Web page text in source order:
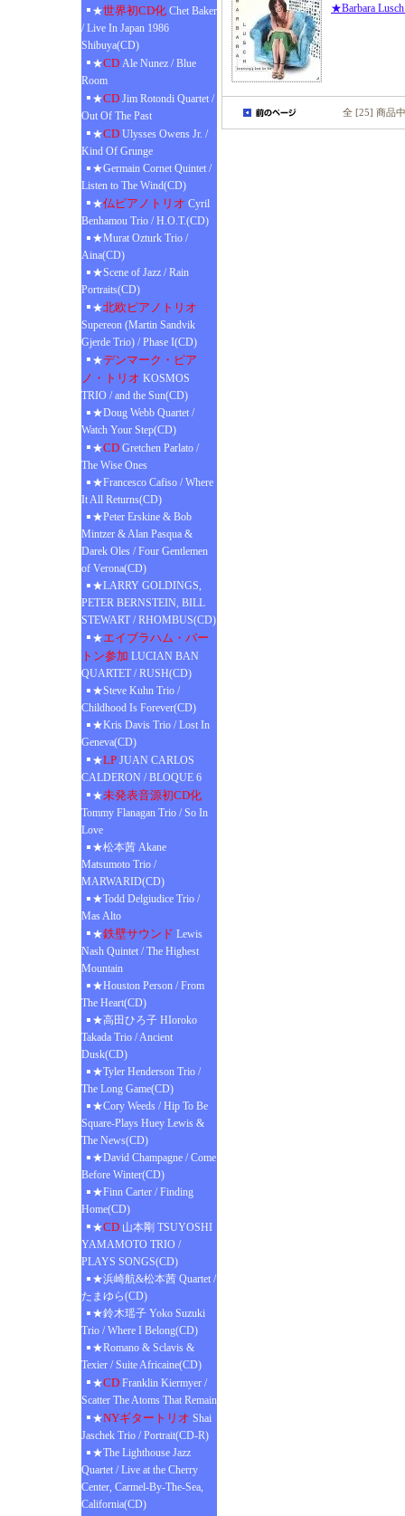
★世界初CD化 Chet Baker
/ Live In Japan 1986
Shibuya(CD)
★CD Ale Nunez / Blue
Room
★CD Jim Rotondi Quartet /
Out Of The Past
★CD Ulysses Owens Jr. /
Kind Of Grunge
★Germain Cornet Quintet /
Listen to The Wind(CD)
★仏ピアノトリオ Cyril
Benhamou Trio / H.O.T.(CD)
★Murat Ozturk Trio /
Aina(CD)
★Scene of Jazz / Rain
Portraits(CD)
★北欧ピアノトリオ
Supereon (Martin Sandvik
Gjerde Trio) / Phase I(CD)
★デンマーク・ピア
ノ・トリオ KOSMOS
TRIO / and the Sun(CD)
★Doug Webb Quartet /
Watch Your Step(CD)
★CD Gretchen Parlato /
The Wise Ones
★Francesco Cafiso / Where
It All Returns(CD)
★Peter Erskine & Bob
Mintzer & Alan Pasqua &
Darek Oles / Four Gentlemen
of Verona(CD)
★LARRY GOLDINGS,
PETER BERNSTEIN, BILL
STEWART / RHOMBUS(CD)
★エイブラハム・バー
トン参加 LUCIAN BAN
QUARTET / RUSH(CD)
★Steve Kuhn Trio /
Childhood Is Forever(CD)
★Kris Davis Trio / Lost In
Geneva(CD)
★LP JUAN CARLOS
CALDERON / BLOQUE 6
★未発表音源初CD化
Tommy Flanagan Trio / So In
Love
★松本茜 Akane
Matsumoto Trio /
MARWARID(CD)
★Todd Delgiudice Trio /
Mas Alto
★鉄壁サウンド Lewis
Nash Quintet / The Highest
Mountain
★Houston Person / From
The Heart(CD)
★高田ひろ子 HIoroko
Takada Trio / Ancient
Dusk(CD)
★Tyler Henderson Trio /
The Long Game(CD)
★Cory Weeds / Hip To Be
Square-Plays Huey Lewis &
The News(CD)
★David Champagne / Come
Before Winter(CD)
★Finn Carter / Finding
Home(CD)
★CD 山本剛 TSUYOSHI
YAMAMOTO TRIO /
PLAYS SONGS(CD)
★浜崎航&松本茜 Quartet /
たまゆら(CD)
★鈴木瑶子 Yoko Suzuki
Trio / Where I Belong(CD)
★Romano & Sclavis &
Texier / Suite Africaine(CD)
★CD Franklin Kiermyer /
Scatter The Atoms That Remain
★NYギタートリオ Shai
Jaschek Trio / Portrait(CD-R)
★The Lighthouse Jazz
Quartet / Live at the Cherry
Center, Carmel-By-The-Sea,
California(CD)
★Barbara
全 [25] 商品